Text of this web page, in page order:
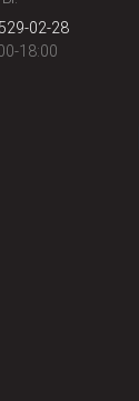
02-28
18:00